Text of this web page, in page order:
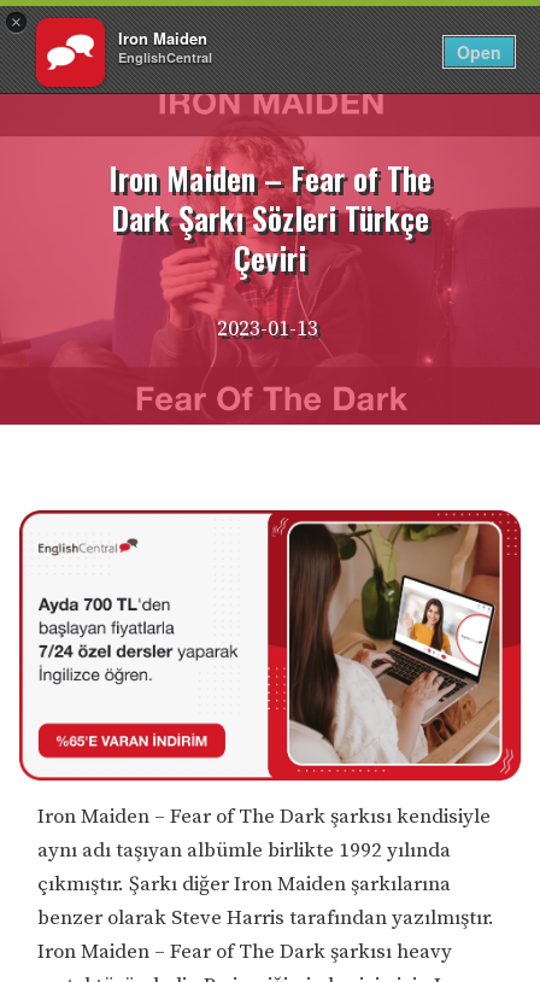
×
Iron Maiden
EnglishCentral Open
Giriş Yap TR
İçeriğe
Iron Maiden – Fear of The
Dark Şarkı Sözleri Türkçe
Çeviri
2023-01-13
Iron Maiden – Fear of The Dark şarkısı kendisiyle
aynı adı taşıyan albümle birlikte 1992 yılında
çıkmıştır. Şarkı diğer Iron Maiden şarkılarına
benzer olarak Steve Harris tarafından yazılmıştır.
Iron Maiden – Fear of The Dark şarkısı heavy